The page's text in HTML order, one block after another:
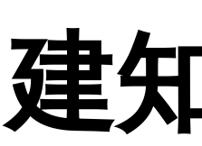
建